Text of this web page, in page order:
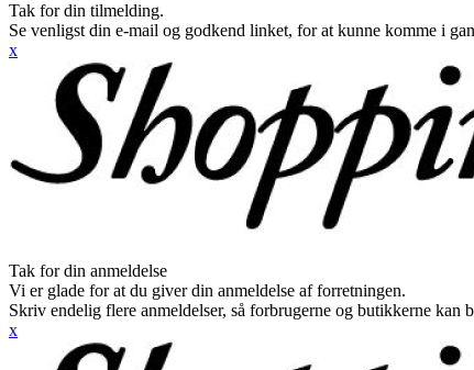
Tak for din tilmelding.
Se venligst din e-mail og godkend linket, for at kunne komme i
x
Tak for din anmeldelse
Vi er glade for at du giver din anmeldelse af forretningen.
Skriv endelig flere anmeldelser, så forbrugerne og butikkerne kan
x